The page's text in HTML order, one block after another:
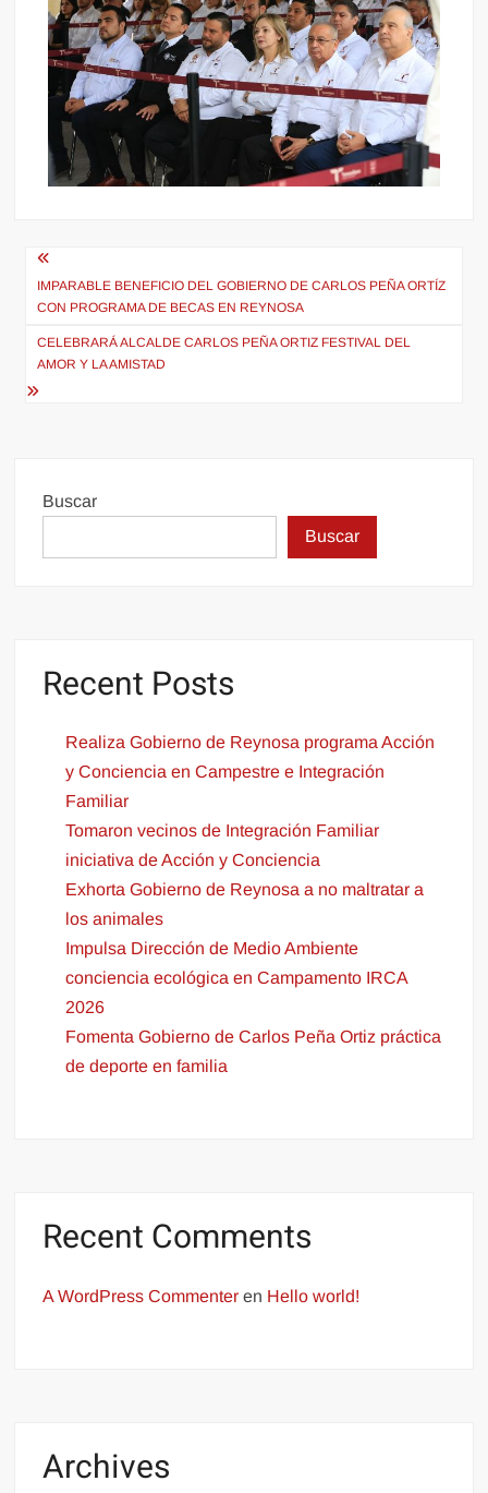
Navegación
de
entradas
IMPARABLE BENEFICIO DEL GOBIERNO DE CARLOS PEÑA ORTÍZ
CON PROGRAMA DE BECAS EN REYNOSA
CELEBRARÁ ALCALDE CARLOS PEÑA ORTIZ FESTIVAL DEL
AMOR Y LA AMISTAD
Buscar
Buscar
Recent Posts
Realiza Gobierno de Reynosa programa Acción
y Conciencia en Campestre e Integración
Familiar
Tomaron vecinos de Integración Familiar
iniciativa de Acción y Conciencia
Exhorta Gobierno de Reynosa a no maltratar a
los animales
Impulsa Dirección de Medio Ambiente
conciencia ecológica en Campamento IRCA
2026
Fomenta Gobierno de Carlos Peña Ortiz práctica
de deporte en familia
Recent Comments
A WordPress Commenter en Hello world!
Archives